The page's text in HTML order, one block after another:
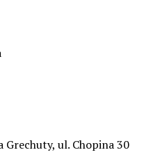
ul. Chopina 30